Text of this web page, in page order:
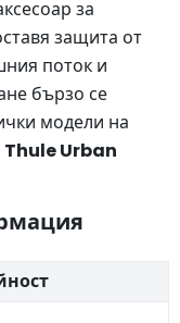
за
защита от
поток и
бързо се
модели на
Thule Urban